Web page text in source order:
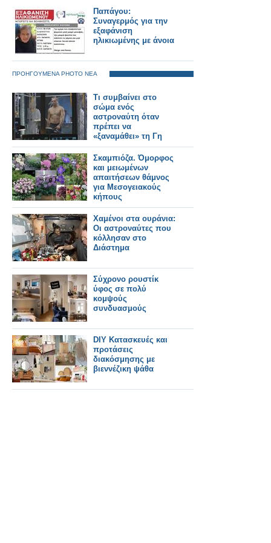
Παπάγου:
Συναγερμός για την
εξαφάνιση
ηλικιωμένης με άνοια
ΠΡΟΗΓΟΥΜΕΝΑ PHOTO ΝΕΑ
Τι συμβαίνει στο
σώμα ενός
αστροναύτη όταν
πρέπει να
«ξαναμάθει» τη Γη
Σκαμπιόζα. Όμορφος
και μειωμένων
απαιτήσεων θάμνος
για Μεσογειακούς
κήπους
Χαμένοι στα ουράνια:
Οι αστροναύτες που
κόλλησαν στο
Διάστημα
Σύχρονο ρουστίκ
ύφος σε πολύ
κομψούς
συνδυασμούς
DIY Κατασκευές και
προτάσεις
διακόσμησης με
βιεννέζικη ψάθα